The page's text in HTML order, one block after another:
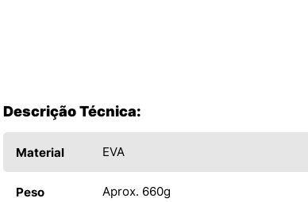
Descrição Técnica:
Material EVA
Peso Aprox. 660g